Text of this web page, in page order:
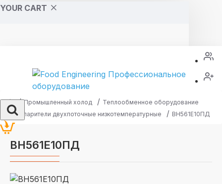
YOUR CART
Промышленный холод
Теплообменное оборудование
Испарители двухпоточные низкотемпературные
ВН561Е10ПД
ВН561Е10ПД